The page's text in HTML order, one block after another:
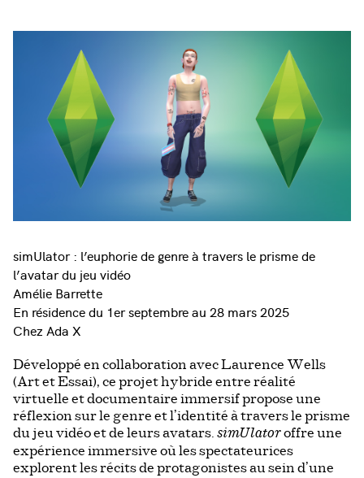
simUlator : l’euphorie de genre à travers le prisme de
l’avatar du jeu vidéo
Amélie Barrette
En résidence du 1er septembre au 28 mars 2025
Chez Ada X
Développé en collaboration avec Laurence Wells
(Art et Essai), ce projet hybride entre réalité
virtuelle et documentaire immersif propose une
réflexion sur le genre et l’identité à travers le prisme
du jeu vidéo et de leurs avatars. simUlatoroffre une
expérience immersive où les spectateurices
explorent les récits de protagonistes au sein d’une